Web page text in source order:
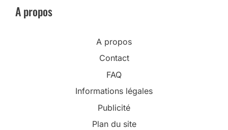
A propos
A propos
Contact
FAQ
Informations légales
Publicité
Plan du site